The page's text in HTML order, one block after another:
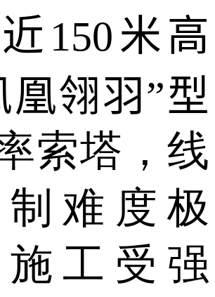
150米高
凰翎羽”型
索塔，线
难度极
工受强